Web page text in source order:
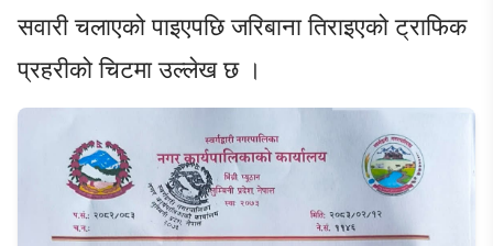
सवारी चलाएको पाइएपछि जरिबाना तिराइएको ट्राफिक
प्रहरीको चिटमा उल्लेख छ ।